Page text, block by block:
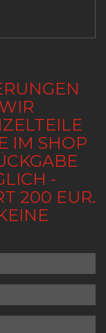
IM SHOP
-
200 EUR.